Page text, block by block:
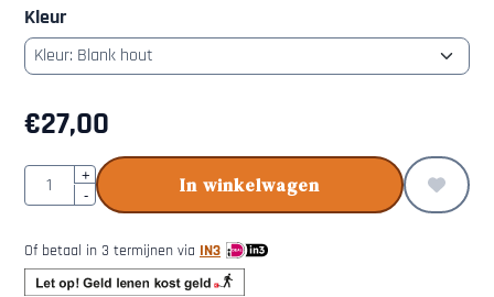
Kleur
€27,00
Aantal
+
-
In winkelwagen
Of betaal in 3 termijnen via IN3